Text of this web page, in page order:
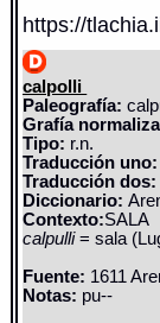
https://
calpolli
Paleografía:
Grafía
Tipo: r.n.
Traducción uno:
Traducción dos:
Diccionario:
Contexto:SALA
calpulli= sala
Fuente: 1611
Notas: pu--